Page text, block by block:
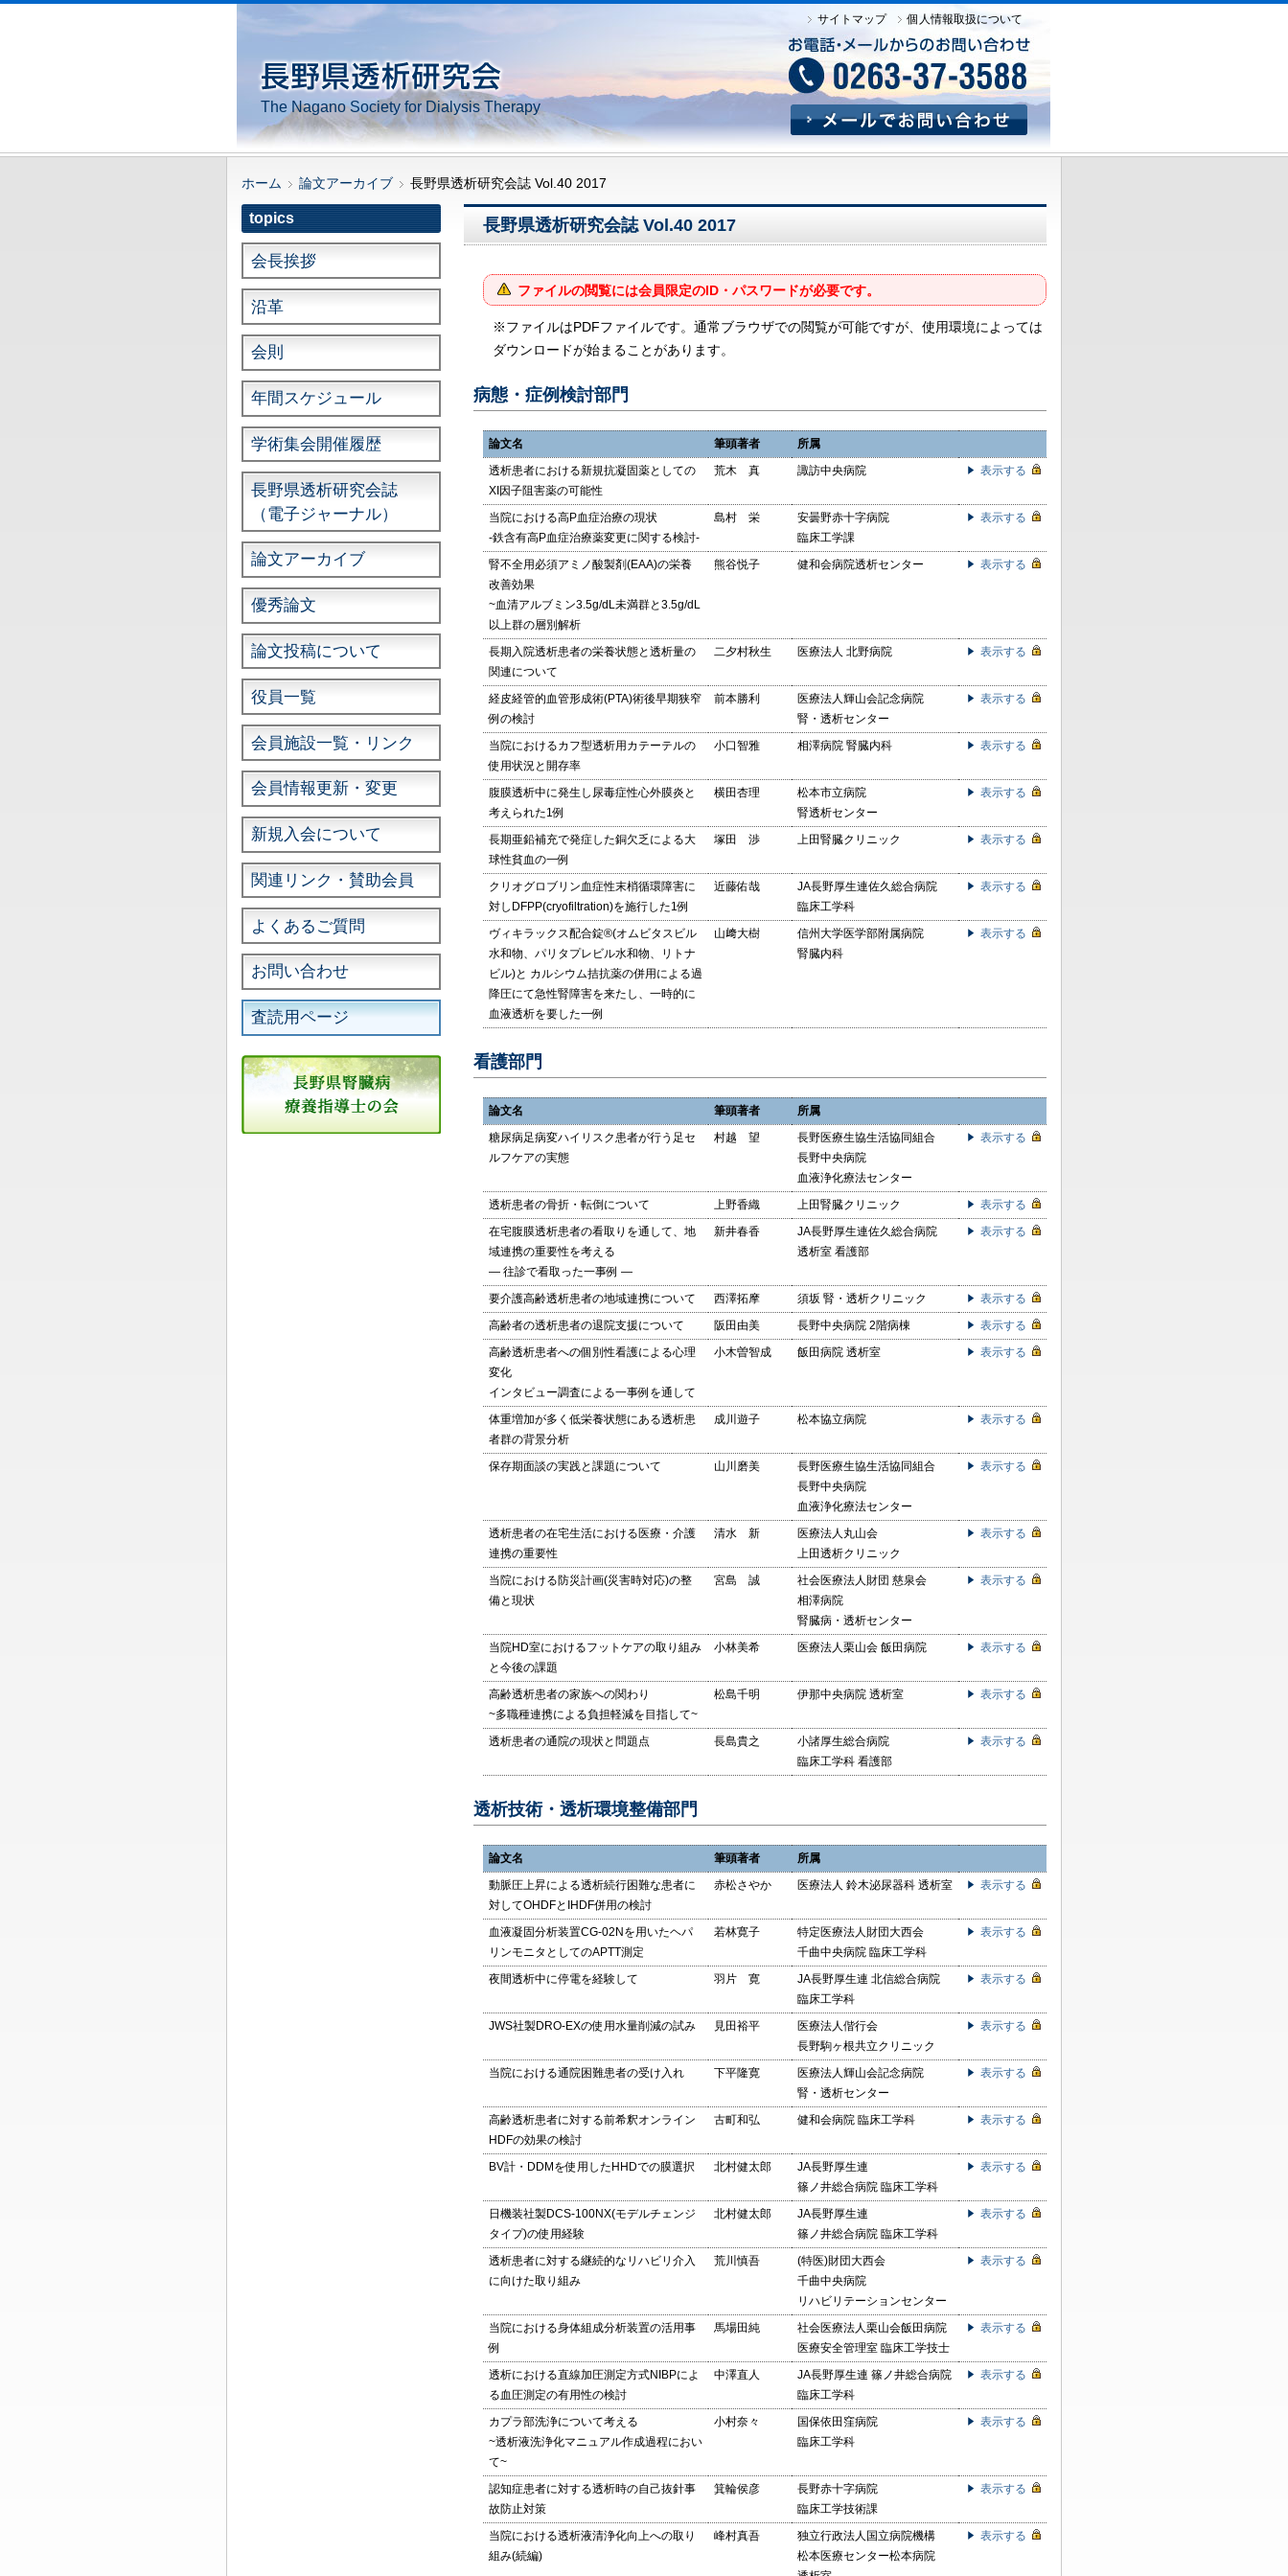
サイトマップ 個人情報取扱について
The Nagano Society for Dialysis Therapy
ホーム 論文アーカイブ 長野県透析研究会誌 Vol.40 2017
長野県透析研究会誌 Vol.40 2017
ファイルの閲覧には会員限定のID・パスワードが必要です。
※ファイルはPDFファイルです。通常ブラウザでの閲覧が可能ですが、使用環境によっては
ダウンロードが始まることがあります。
病態・症例検討部門
論文名 筆頭著者
所属
透析患者における新規抗凝固薬としての
XI因子阻害薬の可能性
荒木 真 諏訪中央病院 表示する
当院における高P血症治療の現状
-鉄含有高P血症治療薬変更に関する検討-
島村 栄
安曇野赤十字病院
臨床工学課
表示する
腎不全用必須アミノ酸製剤(EAA)の栄養
改善効果
~血清アルブミン3.5g/dL未満群と3.5g/dL
以上群の層別解析
熊谷悦子 健和会病院透析センター 表示する
長期入院透析患者の栄養状態と透析量の
関連について
二夕村秋生 医療法人 北野病院 表示する
経皮経管的血管形成術(PTA)術後早期狭窄
例の検討
前本勝利
医療法人輝山会記念病院
腎・透析センター
表示する
当院におけるカフ型透析用カテーテルの
使用状況と開存率
小口智雅 相澤病院 腎臓内科 表示する
腹膜透析中に発生し尿毒症性心外膜炎と
考えられた1例
横田杏理
松本市立病院
腎透析センター
表示する
長期亜鉛補充で発症した銅欠乏による大
球性貧血の一例
塚田 渉 上田腎臓クリニック 表示する
クリオグロブリン血症性末梢循環障害に
対しDFPP(cryofiltration)を施行した1例
近藤佑哉
JA長野厚生連佐久総合病院
臨床工学科
表示する
ヴィキラックス配合錠®(オムビタスビル
水和物、パリタプレビル水和物、リトナ
ビル)と カルシウム拮抗薬の併用による過
降圧にて急性腎障害を来たし、一時的に
血液透析を要した一例
山﨑大樹
信州大学医学部附属病院
腎臓内科
表示する
看護部門
論文名 筆頭著者
所属
糖尿病足病変ハイリスク患者が行う足セ
ルフケアの実態
村越 望
長野医療生協生活協同組合
長野中央病院
血液浄化療法センター
表示する
透析患者の骨折・転倒について 上野香織 上田腎臓クリニック
表示する
在宅腹膜透析患者の看取りを通して、地
域連携の重要性を考える
― 往診で看取った一事例 ―
新井春香
JA長野厚生連佐久総合病院
透析室 看護部
表示する
要介護高齢透析患者の地域連携について 西澤拓摩 須坂 腎・透析クリニック
表示する
高齢者の透析患者の退院支援について
阪田由美 長野中央病院 2階病棟
表示する
高齢透析患者への個別性看護による心理
変化
インタビュー調査による一事例を通して
小木曽智成 飯田病院 透析室 表示する
体重増加が多く低栄養状態にある透析患
者群の背景分析
成川遊子 松本協立病院 表示する
保存期面談の実践と課題について 山川磨美
長野医療生協生活協同組合
長野中央病院
血液浄化療法センター
表示する
透析患者の在宅生活における医療・介護
連携の重要性
清水 新
医療法人丸山会
上田透析クリニック
表示する
当院における防災計画(災害時対応)の整
備と現状
宮島 誠
社会医療法人財団 慈泉会
相澤病院
腎臓病・透析センター
表示する
当院HD室におけるフットケアの取り組み
と今後の課題
小林美希 医療法人栗山会 飯田病院 表示する
高齢透析患者の家族への関わり
~多職種連携による負担軽減を目指して~
松島千明 伊那中央病院 透析室 表示する
透析患者の通院の現状と問題点 長島貴之
小諸厚生総合病院
臨床工学科 看護部
表示する
透析技術・透析環境整備部門
論文名 筆頭著者
所属
動脈圧上昇による透析続行困難な患者に
対してOHDFとIHDF併用の検討
赤松さやか 医療法人 鈴木泌尿器科 透析室 表示する
血液凝固分析装置CG-02Nを用いたヘパ
リンモニタとしてのAPTT測定
若林寛子
特定医療法人財団大西会
千曲中央病院 臨床工学科
表示する
夜間透析中に停電を経験して 羽片 寛
JA長野厚生連 北信総合病院
臨床工学科
表示する
JWS社製DRO-EXの使用水量削減の試み 見田裕平
医療法人偕行会
長野駒ヶ根共立クリニック
表示する
当院における通院困難患者の受け入れ 下平隆寛
医療法人輝山会記念病院
腎・透析センター
表示する
高齢透析患者に対する前希釈オンライン
HDFの効果の検討
古町和弘 健和会病院 臨床工学科 表示する
BV計・DDMを使用したHHDでの膜選択 北村健太郎
JA長野厚生連
篠ノ井総合病院 臨床工学科
表示する
日機装社製DCS-100NX(モデルチェンジ
タイプ)の使用経験
北村健太郎
JA長野厚生連
篠ノ井総合病院 臨床工学科
表示する
透析患者に対する継続的なリハビリ介入
に向けた取り組み
荒川慎吾
(特医)財団大西会
千曲中央病院
リハビリテーションセンター
表示する
当院における身体組成分析装置の活用事
例
馬場田純
社会医療法人栗山会飯田病院
医療安全管理室 臨床工学技士
表示する
透析における直線加圧測定方式NIBPによ
る血圧測定の有用性の検討
中澤直人
JA長野厚生連 篠ノ井総合病院
臨床工学科
表示する
カプラ部洗浄について考える
~透析液洗浄化マニュアル作成過程におい
て~
小村奈々
国保依田窪病院
臨床工学科
表示する
認知症患者に対する透析時の自己抜針事
故防止対策
箕輪侯彦
長野赤十字病院
臨床工学技術課
表示する
当院における透析液清浄化向上への取り
組み(続編)
峰村真吾
独立行政法人国立病院機構
松本医療センター松本病院
表示する
topics
会長挨拶
沿革
会則
年間スケジュール
学術集会開催履歴
長野県透析研究会誌
（電子ジャーナル）
論文アーカイブ
優秀論文
論文投稿について
役員一覧
会員施設一覧・リンク
会員情報更新・変更
新規入会について
関連リンク・賛助会員
よくあるご質問
お問い合わせ
査読用ページ